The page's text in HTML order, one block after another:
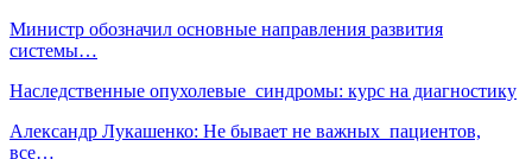
Министр обозначил основные направления развития
системы…
Наследственные опухолевые синдромы: курс на диагностику
Александр Лукашенко: Не бывает не важных пациентов,
все…